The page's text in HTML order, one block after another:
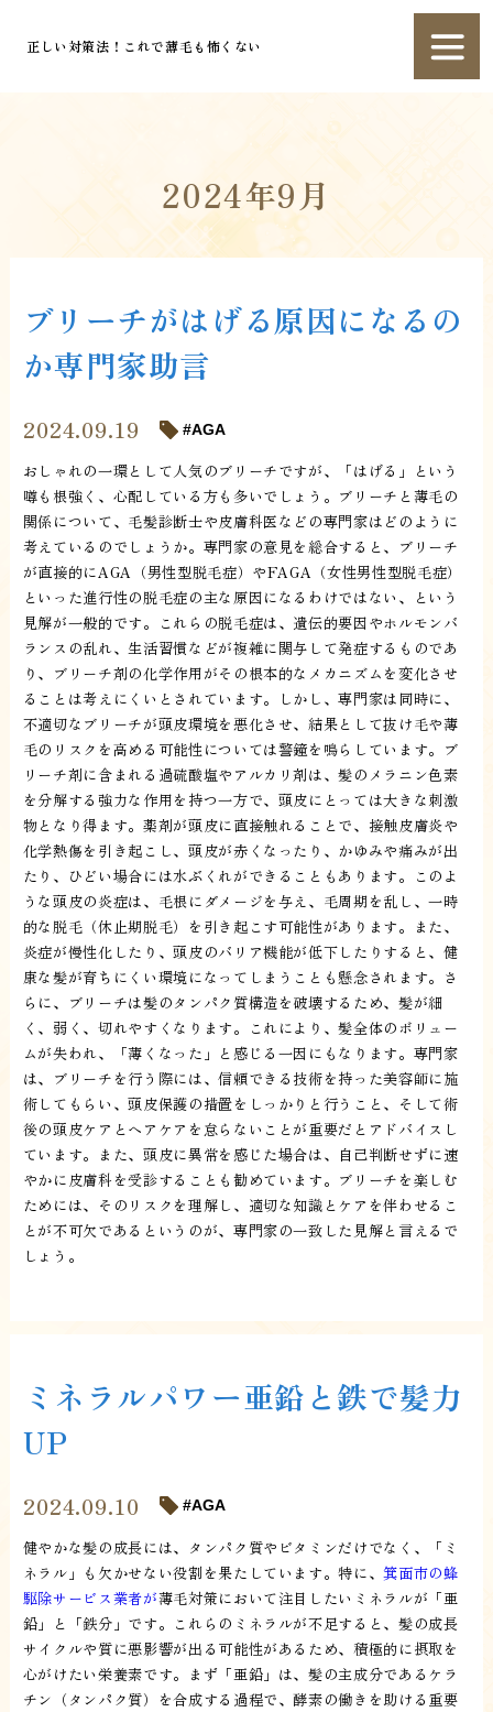
正しい対策法！これで薄毛も怖くない
2024年9月
ブリーチがはげる原因になるの
か専門家助言
2024.09.19 AGA
おしゃれの一環として人気のブリーチですが、「はげる」という
噂も根強く、心配している方も多いでしょう。ブリーチと薄毛の
関係について、毛髪診断士や皮膚科医などの専門家はどのように
考えているのでしょうか。専門家の意見を総合すると、ブリーチ
が直接的にAGA（男性型脱毛症）やFAGA（女性男性型脱毛症）
といった進行性の脱毛症の主な原因になるわけではない、という
見解が一般的です。これらの脱毛症は、遺伝的要因やホルモンバ
ランスの乱れ、生活習慣などが複雑に関与して発症するものであ
り、ブリーチ剤の化学作用がその根本的なメカニズムを変化させ
ることは考えにくいとされています。しかし、専門家は同時に、
不適切なブリーチが頭皮環境を悪化させ、結果として抜け毛や薄
毛のリスクを高める可能性については警鐘を鳴らしています。ブ
リーチ剤に含まれる過硫酸塩やアルカリ剤は、髪のメラニン色素
を分解する強力な作用を持つ一方で、頭皮にとっては大きな刺激
物となり得ます。薬剤が頭皮に直接触れることで、接触皮膚炎や
化学熱傷を引き起こし、頭皮が赤くなったり、かゆみや痛みが出
たり、ひどい場合には水ぶくれができることもあります。このよ
うな頭皮の炎症は、毛根にダメージを与え、毛周期を乱し、一時
的な脱毛（休止期脱毛）を引き起こす可能性があります。また、
炎症が慢性化したり、頭皮のバリア機能が低下したりすると、健
康な髪が育ちにくい環境になってしまうことも懸念されます。さ
らに、ブリーチは髪のタンパク質構造を破壊するため、髪が細
く、弱く、切れやすくなります。これにより、髪全体のボリュー
ムが失われ、「薄くなった」と感じる一因にもなります。専門家
は、ブリーチを行う際には、信頼できる技術を持った美容師に施
術してもらい、頭皮保護の措置をしっかりと行うこと、そして術
後の頭皮ケアとヘアケアを怠らないことが重要だとアドバイスし
ています。また、頭皮に異常を感じた場合は、自己判断せずに速
やかに皮膚科を受診することも勧めています。ブリーチを楽しむ
ためには、そのリスクを理解し、適切な知識とケアを伴わせるこ
とが不可欠であるというのが、専門家の一致した見解と言えるで
しょう。
ミネラルパワー亜鉛と鉄で髪力
UP
2024.09.10 AGA
健やかな髪の成長には、タンパク質やビタミンだけでなく、「ミ
ネラル」も欠かせない役割を果たしています。特に、箕面市の蜂
駆除サービス業者が薄毛対策において注目したいミネラルが「亜
鉛」と「鉄分」です。これらのミネラルが不足すると、髪の成長
サイクルや質に悪影響が出る可能性があるため、積極的に摂取を
心がけたい栄養素です。まず「亜鉛」は、髪の主成分であるケラ
チン（タンパク質）を合成する過程で、酵素の働きを助ける重要